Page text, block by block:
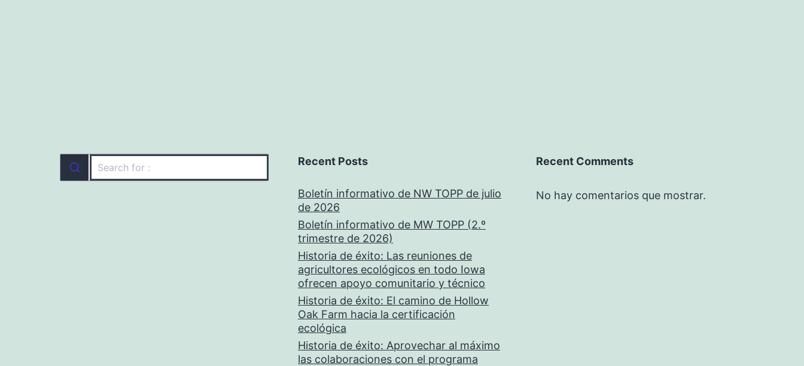
Recent Posts
Boletín informativo de NW TOPP de julio
de 2026
Boletín informativo de MW TOPP (2.º
trimestre de 2026)
Historia de éxito: Las reuniones de
agricultores ecológicos en todo Iowa
ofrecen apoyo comunitario y técnico
Historia de éxito: El camino de Hollow
Oak Farm hacia la certificación
ecológica
Historia de éxito: Aprovechar al máximo
las colaboraciones con el programa
Recent Comments
No hay comentarios que mostrar.